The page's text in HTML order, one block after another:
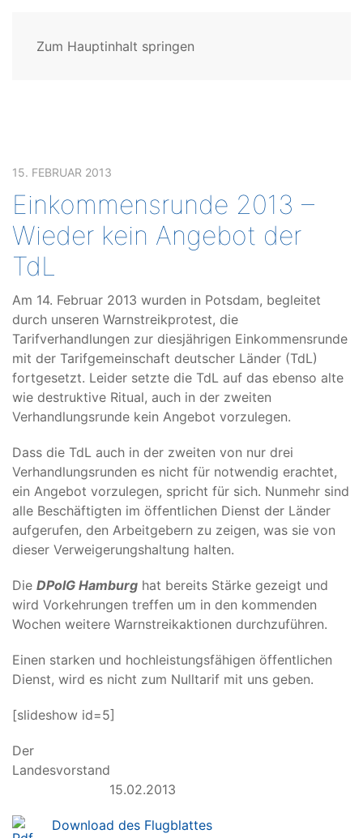
Zum Hauptinhalt springen
15. FEBRUAR 2013
Einkommensrunde 2013 –
Wieder kein Angebot der
TdL
Am 14. Februar 2013 wurden in Potsdam, begleitet
durch unseren Warnstreikprotest, die
Tarifverhandlungen zur diesjährigen Einkommensrunde
mit der Tarifgemeinschaft deutscher Länder (TdL)
fortgesetzt. Leider setzte die TdL auf das ebenso alte
wie destruktive Ritual, auch in der zweiten
Verhandlungsrunde kein Angebot vorzulegen.
Dass die TdL auch in der zweiten von nur drei
Verhandlungsrunden es nicht für notwendig erachtet,
ein Angebot vorzulegen, spricht für sich. Nunmehr sind
alle Beschäftigten im öffentlichen Dienst der Länder
aufgerufen, den Arbeitgebern zu zeigen, was sie von
dieser Verweigerungshaltung halten.
Die DPolG Hamburg hat bereits Stärke gezeigt und
wird Vorkehrungen treffen um in den kommenden
Wochen weitere Warnstreikaktionen durchzuführen.
Einen starken und hochleistungsfähigen öffentlichen
Dienst, wird es nicht zum Nulltarif mit uns geben.
[slideshow id=5]
Der
15.02.2013
Download des Flugblattes